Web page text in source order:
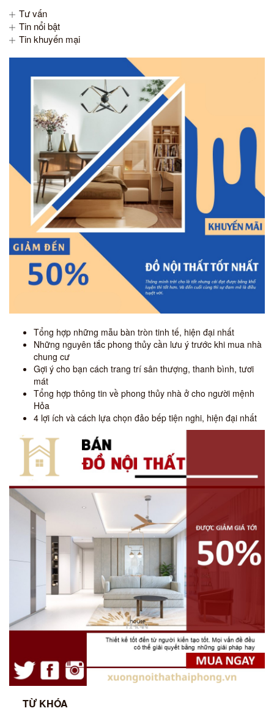
Tư vấn
Tin nổi bật
Tin khuyến mại
Tổng hợp những mẫu bàn tròn tinh tế, hiện đại nhất
Những nguyên tắc phong thủy cần lưu ý trước khi mua nhà
chung cư
Gợi ý cho bạn cách trang trí sân thượng, thanh bình, tươi
mát
Tổng hợp thông tin về phong thủy nhà ở cho người mệnh
Hỏa
4 lợi ích và cách lựa chọn đảo bếp tiện nghi, hiện đại nhất
TỪ KHÓA